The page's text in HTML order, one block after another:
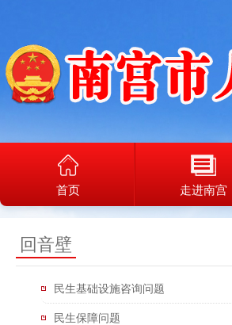
首页 走进南宫
回音壁
民生基础设施咨询问题
民生保障问题